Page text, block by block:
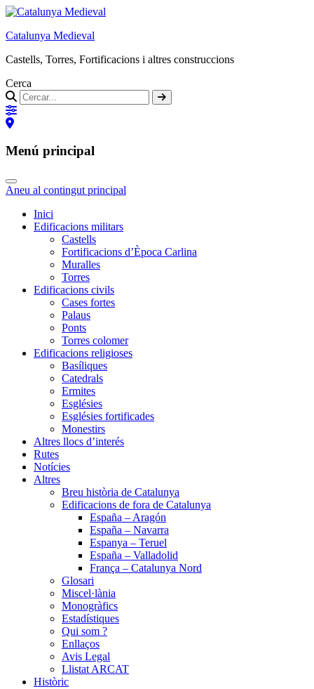
Catalunya Medieval
Castells, Torres, Fortificacions i altres construccions
Cerca
Menú principal
Aneu al contingut principal
Inici
Edificacions militars
Castells
Fortificacions d’Època Carlina
Muralles
Torres
Edificacions civils
Cases fortes
Palaus
Ponts
Torres colomer
Edificacions religioses
Basíliques
Catedrals
Ermites
Esglésies
Esglésies fortificades
Monestirs
Altres llocs d’interés
Rutes
Notícies
Altres
Breu història de Catalunya
Edificacions de fora de Catalunya
España – Aragón
España – Navarra
Espanya – Teruel
España – Valladolid
França – Catalunya Nord
Glosari
Miscel·lània
Monogràfics
Estadístiques
Qui som ?
Enllaços
Avis Legal
Llistat ARCAT
Històric